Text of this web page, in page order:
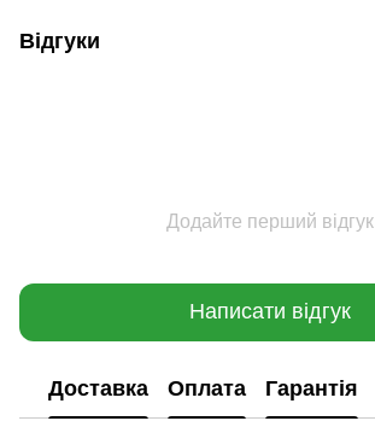
Відгуки
Додайте перший відгук
Написати відгук
Доставка Оплата Гарантія